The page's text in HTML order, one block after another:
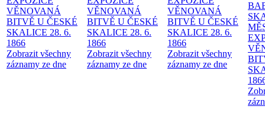
VĚNOVANÁ
BITVĚ U ČESKÉ
SKALICE 28. 6.
1866
Zobrazit všechny
záznamy ze dne
VĚNOVANÁ
BITVĚ U ČESKÉ
SKALICE 28. 6.
1866
Zobrazit všechny
záznamy ze dne
VĚNOVANÁ
BITVĚ U ČESKÉ
SKALICE 28. 6.
1866
Zobrazit všechny
záznamy ze dne